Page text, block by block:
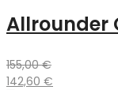
Allrounder
155,00€
142,60 €